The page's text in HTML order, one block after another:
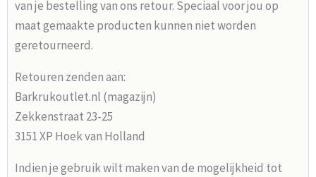
van je bestelling van ons retour. Speciaal voor jou op
maat gemaakte producten kunnen niet worden
geretourneerd.
Retouren zenden aan:
Barkrukoutlet.nl (magazijn)
Zekkenstraat 23-25
3151 XP Hoek van Holland
Indien je gebruik wilt maken van de mogelijkheid tot